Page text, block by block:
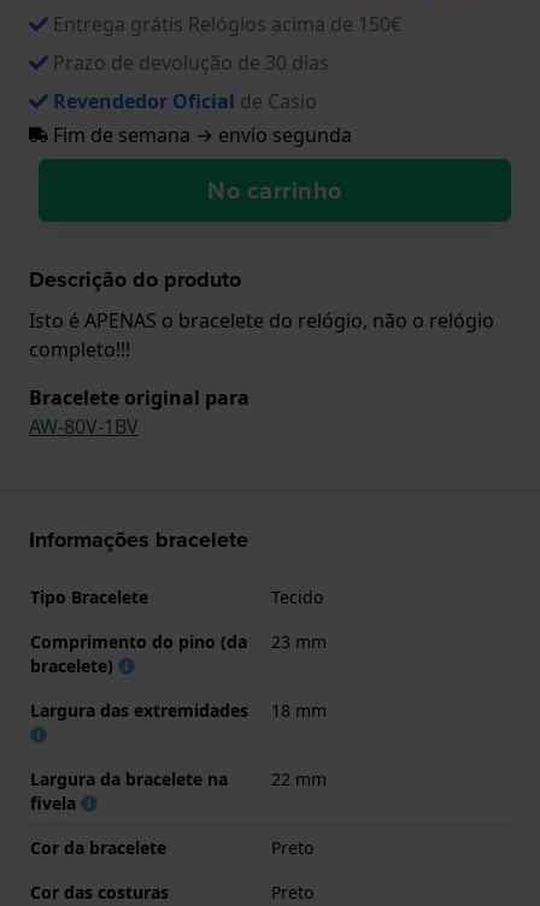
Entrega grátis Relógios acima de 150€
Prazo de devolução de 30 dias
Revendedor Oficial de Casio
Fim de semana → envio segunda
No carrinho
Descrição do produto
Isto é APENAS o bracelete do relógio, não o relógio
completo!!!
Bracelete original para
AW-80V-1BV
Informações bracelete
Tipo Bracelete
Tecido
Comprimento do pino (da
bracelete)
23 mm
Largura das extremidades 18 mm
Largura da bracelete na
fivela
22 mm
Cor da bracelete
Preto
Cor das costuras
Preto